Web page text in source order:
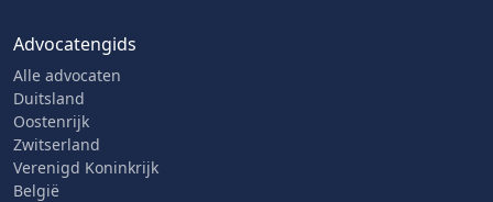
Advocatengids
Alle advocaten
Duitsland
Oostenrijk
Zwitserland
Verenigd Koninkrijk
België